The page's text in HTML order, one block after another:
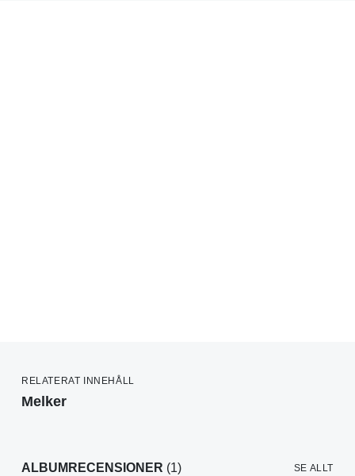
RELATERAT INNEHÅLL
Melker
ALBUMRECENSIONER (1) SE ALLT